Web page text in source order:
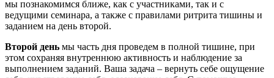
мы познакомимся ближе, как с участниками, так и с
ведущими семинара, а также с правилами ритрита тишины и
заданием на день второй.
Второй день мы часть дня проведем в полной тишине, при
этом сохраняя внутреннюю активность и наблюдение за
выполнением заданий. Ваша задача – вернуть себе ощущение